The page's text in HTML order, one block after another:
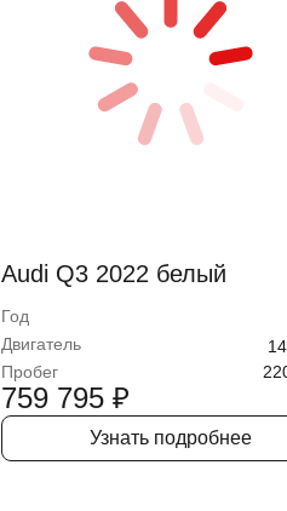
Audi Q3 2022 белый
Год
Двигатель
Пробег
759 795 ₽
Узнать подробнее